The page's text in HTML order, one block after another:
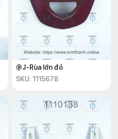
@J-Rùa lớn đỏ
SKU: 1115678